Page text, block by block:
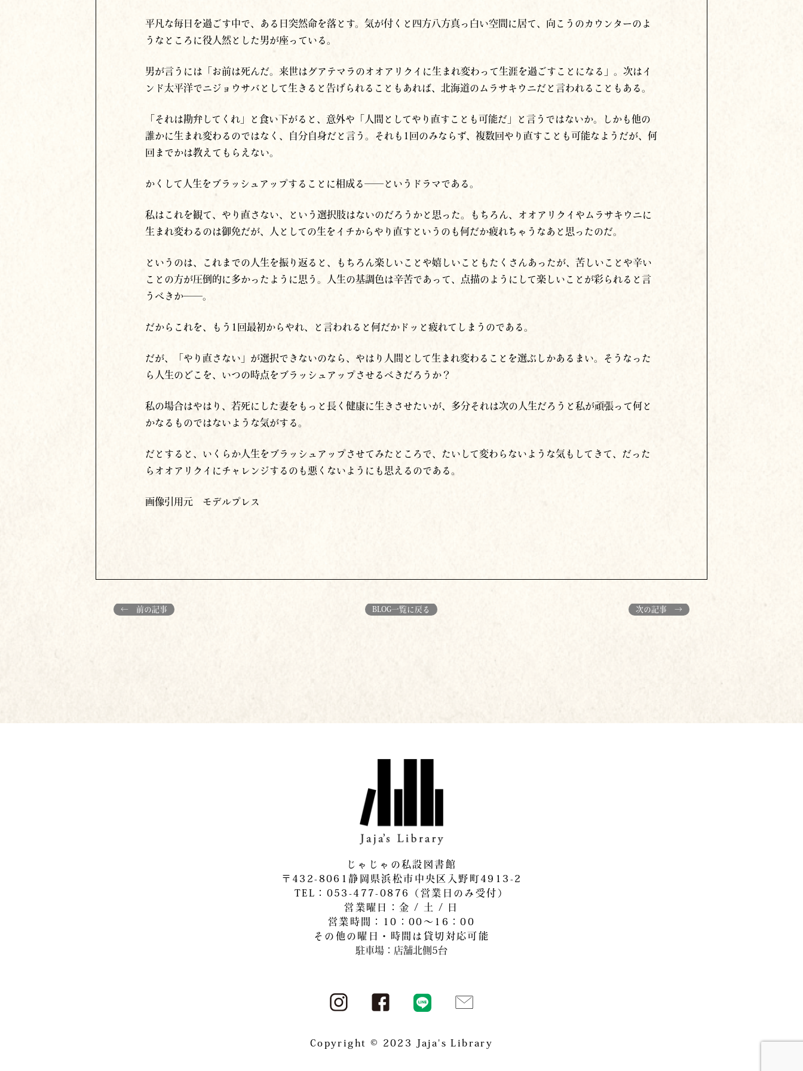
平凡な毎日を過ごす中で、ある日突然命を落とす。気が付くと四方八方真っ白い空間に居て、向こうのカウンターのよ
うなところに役人然とした男が座っている。
男が言うには「お前は死んだ。来世はグアテマラのオオアリクイに生まれ変わって生涯を過ごすことになる」。次は イ
ンド太平洋でニジョウサバとして生きると告げられることもあれば、北海道のムラサキウニだと言われることもある。
「それは勘弁してくれ」と食い下がると、意外や「人間としてやり直すことも可能だ」と言うではないか。しかも他の
誰かに生まれ変わるのではなく、自分自身だと言う。それも1回のみならず、 複数回やり直すことも可能なようだが、何
回までかは教えてもらえない。
かくして人生をブラッシュアップすることに相成る──というドラマである。
私はこれを観て、やり直さない、という選択肢はないのだろうかと思った。もちろん、オオアリクイやムラサキウニに
生まれ変わるのは御免だが、人としての生をイチからやり直すというのも何だか疲れちゃうなあと思ったのだ。
というのは、これまでの人生を振り返ると、もちろん楽しいことや嬉しいこともたくさんあったが、苦しいことや辛い
ことの方が圧倒的に多かったように思う。人生の基調色は辛苦であって、点描のようにして楽しいことが彩られると言
うべきか──。
だからこれを、もう1回最初からやれ、と言われると何だかドッと疲れてしまうのである。
だが、 「やり直さない」が選択できないのなら、やはり人間として生まれ変わることを選ぶしかあるまい。そうなった
ら人生のどこを、いつの時点をブラッシュアップさせるべきだろうか？
私の場合はやはり、若死にした妻をもっと長く健康に生きさせたいが、多分それは次の人生だろうと私が頑張って何と
かなるものではないような気がする。
だとすると、 いくらか人生をブラッシュアップさせてみたところで、たいして変わらないような気もしてきて、だった
らオオアリクイにチャレンジするのも悪くないようにも思えるのである。
画像引用元 モデルプレス
← 前の記事 BLOG一覧に戻る 次の記事 →
じゃじゃの私設図書館
〒432-8061静岡県浜松市中央区入野町4913-2
​TEL：053-477-0876（営業日のみ受付）
営業曜日：金 / 土 / 日
営業時間：10：00～16：00
その他の曜日・時間は貸切対応可能
駐車場：店舗北側5台
Copyright © 2023 Jaja's Library